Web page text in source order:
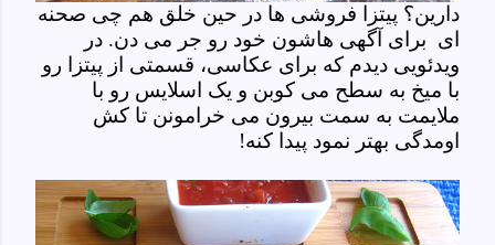
دارین؟ پیتزا فروشی ها در حین خلق هم چی صحنه
ای برای آگهی هاشون خود رو جر می دن. در
ویدئویی دیدم که برای عکاسی، قسمتی از پیتزا رو
با میخ به سطح می کوبن و یک اسلایس رو با
ملایمت به سمت بیرون می خرامونن تا کش
اومدگی بهتر نمود پیدا کنه!